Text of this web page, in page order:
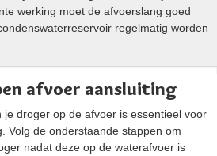
werking moet de afvoerslang goed
regelmatig worden
afvoer aansluiting
je droger op de afvoer is essentieel voor
Volg de onderstaande stappen om
nadat deze op de waterafvoer is